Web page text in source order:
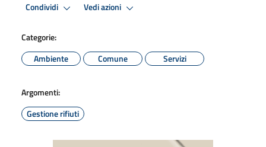
Condividi Vedi azioni
Categorie:
Ambiente
Comune Servizi
Argomenti:
Gestione rifiuti